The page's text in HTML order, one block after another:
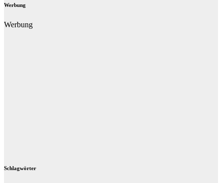
Werbung
Werbung
Schlagwörter